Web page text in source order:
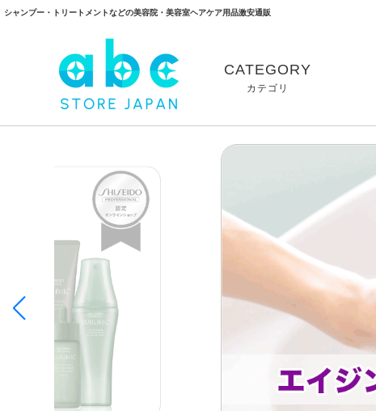
シャンプー・トリートメントなどの美容院・美容室ヘアケア用品激安通販
CATEGORY
カテゴリ